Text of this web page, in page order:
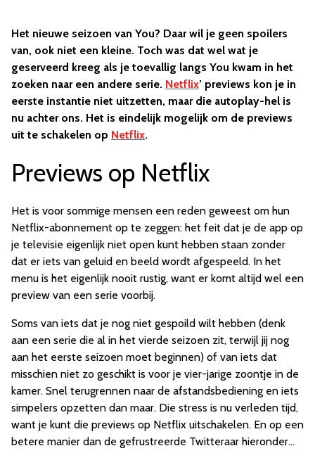
Het nieuwe seizoen van You? Daar wil je geen spoilers
van, ook niet een kleine. Toch was dat wel wat je
geserveerd kreeg als je toevallig langs You kwam in het
zoeken naar een andere serie. Netflix’ previews kon je in
eerste instantie niet uitzetten, maar die autoplay-hel is
nu achter ons. Het is eindelijk mogelijk om de previews
uit te schakelen op Netflix.
Previews op Netflix
Het is voor sommige mensen een reden geweest om hun
Netflix-abonnement op te zeggen: het feit dat je de app op
je televisie eigenlijk niet open kunt hebben staan zonder
dat er iets van geluid en beeld wordt afgespeeld. In het
menu is het eigenlijk nooit rustig, want er komt altijd wel een
preview van een serie voorbij.
Soms van iets dat je nog niet gespoild wilt hebben (denk
aan een serie die al in het vierde seizoen zit, terwijl jij nog
aan het eerste seizoen moet beginnen) of van iets dat
misschien niet zo geschikt is voor je vier-jarige zoontje in de
kamer. Snel terugrennen naar de afstandsbediening en iets
simpelers opzetten dan maar. Die stress is nu verleden tijd,
want je kunt die previews op Netflix uitschakelen. En op een
betere manier dan de gefrustreerde Twitteraar hieronder...